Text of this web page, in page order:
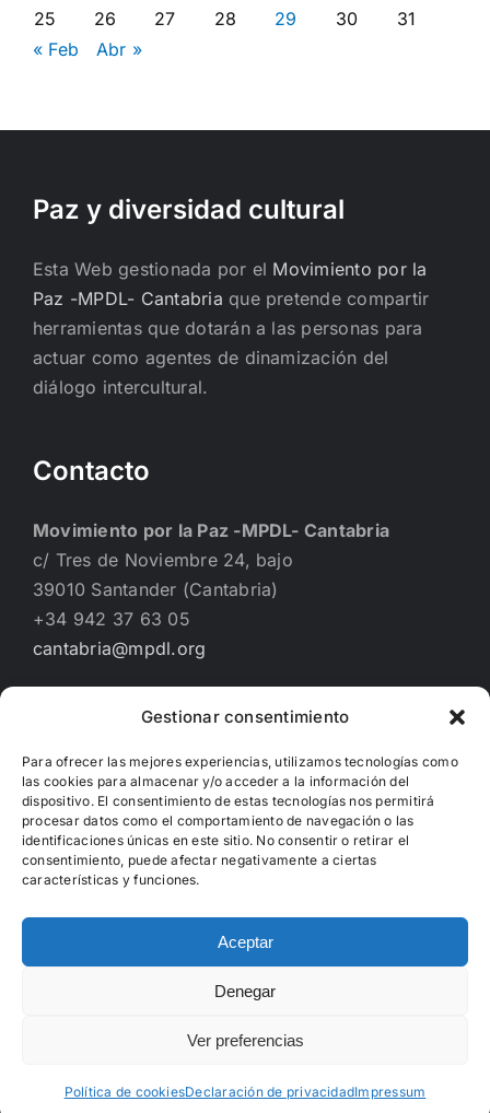
Gestionar consentimiento
Para ofrecer las mejores experiencias, utilizamos tecnologías como
las cookies para almacenar y/o acceder a la información del
dispositivo. El consentimiento de estas tecnologías nos permitirá
procesar datos como el comportamiento de navegación o las
identificaciones únicas en este sitio. No consentir o retirar el
consentimiento, puede afectar negativamente a ciertas
características y funciones.
Aceptar
Denegar
Ver preferencias
Política de cookiesDeclaración de privacidadImpressum
25
26 27 28 29 30
31
« Feb
Abr »
Paz y diversidad cultural
Esta Web gestionada por el Movimiento por la
Paz -MPDL- Cantabria que pretende compartir
herramientas que dotarán a las personas para
actuar como agentes de dinamización del
diálogo intercultural.
Contacto
Movimiento por la Paz -MPDL- Cantabria
c/ Tres de Noviembre 24, bajo
39010 Santander (Cantabria)
+34 942 37 63 05
cantabria@mpdl.org
Financiado por
Copyright 2012 - 2022 | Hecho con